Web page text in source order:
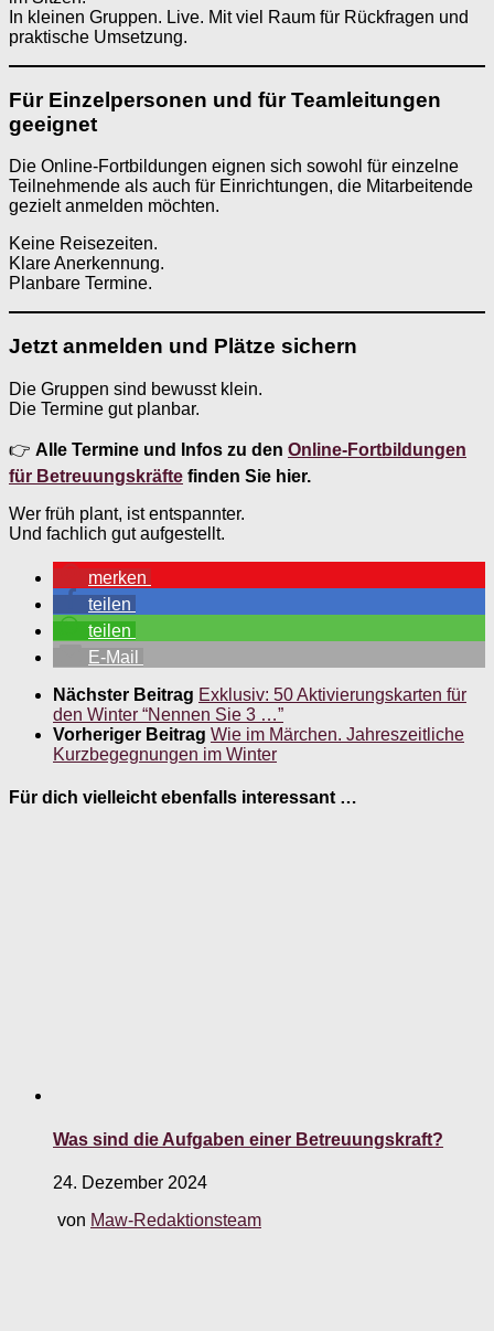
In kleinen Gruppen. Live. Mit viel Raum für Rückfragen und
praktische Umsetzung.
Für Einzelpersonen und für Teamleitungen
geeignet
Die Online-Fortbildungen eignen sich sowohl für einzelne
Teilnehmende als auch für Einrichtungen, die Mitarbeitende
gezielt anmelden möchten.
Keine Reisezeiten.
Klare Anerkennung.
Planbare Termine.
Jetzt anmelden und Plätze sichern
Die Gruppen sind bewusst klein.
Die Termine gut planbar.
👉 Alle Termine und Infos zu den Online-Fortbildungen
für Betreuungskräfte finden Sie hier.
Wer früh plant, ist entspannter.
Und fachlich gut aufgestellt.
merken
teilen
teilen
E-Mail
Nächster Beitrag Exklusiv: 50 Aktivierungskarten für
den Winter “Nennen Sie 3 …”
Vorheriger Beitrag Wie im Märchen. Jahreszeitliche
Kurzbegegnungen im Winter
Für dich vielleicht ebenfalls interessant …
Was sind die Aufgaben einer Betreuungskraft?
24. Dezember 2024
von Maw-Redaktionsteam